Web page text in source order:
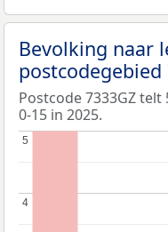
Bevolking naar
postcodegebied
Postcode 7333GZ
0-15 in 2025.
4
4
5
5